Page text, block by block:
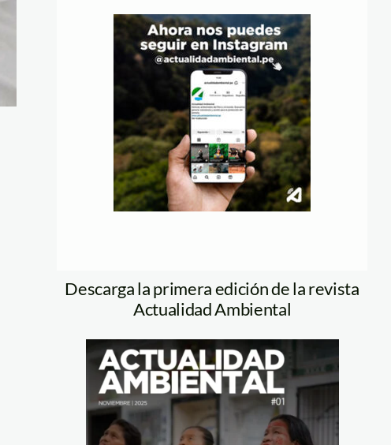
Descarga la primera edición de la revista
Actualidad Ambiental